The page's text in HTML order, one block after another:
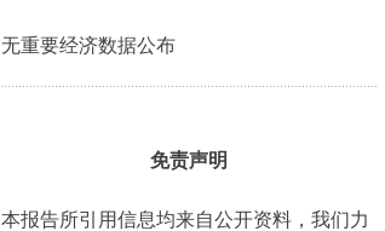
无重要经济数据公布
免责声明
本报告所引用信息均来自公开资料，我们力